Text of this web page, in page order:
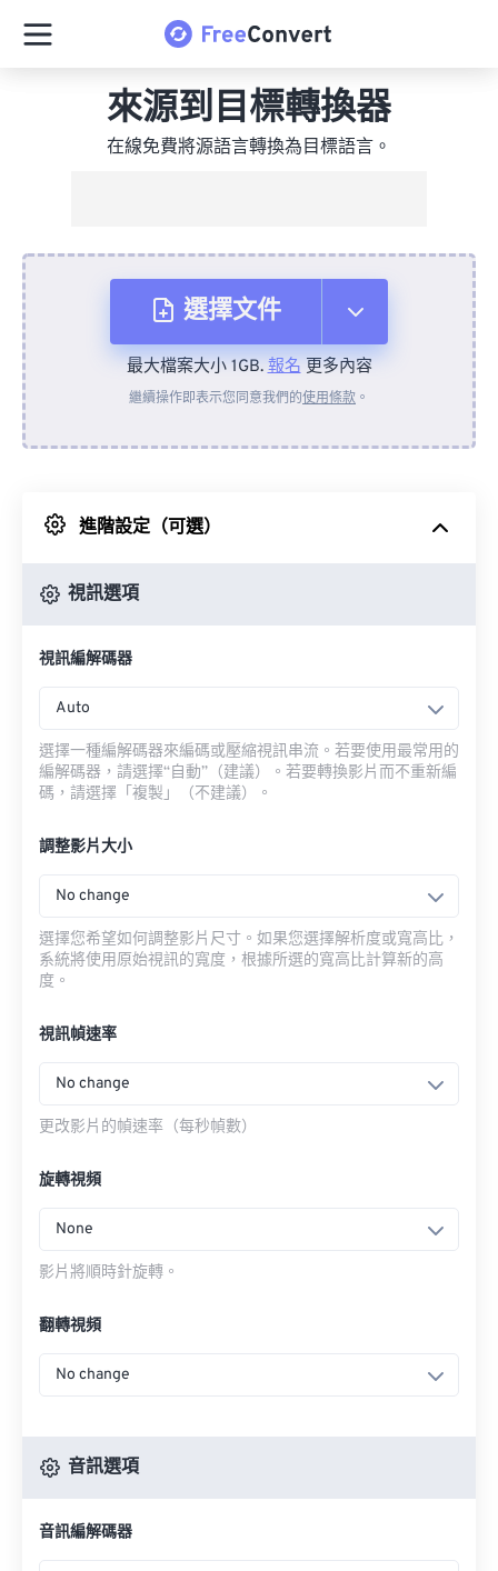
來源到目標轉換器
在線免費將源語言轉換為目標語言。
選擇文件
來自裝置
來自 Google 雲端硬碟
最大檔案大小 1GB.報名更多內容
繼續操作即表示您同意我們的使用條款 。
進階設定（可選）
視訊選項
視訊編解碼器
Auto
選擇一種編解碼器來編碼或壓縮視訊串流。若要使用最常用的
編解碼器，請選擇“自動”（建議）。若要轉換影片而不重新編
碼，請選擇「複製」（不建議）。
調整影片大小
No change
選擇您希望如何調整影片尺寸。如果您選擇解析度或寬高比，
系統將使用原始視訊的寬度，根據所選的寬高比計算新的高
度。
視訊幀速率
No change
更改影片的幀速率（每秒幀數）
旋轉視頻
None
影片將順時針旋轉。
翻轉視頻
No change
音訊選項
音訊編解碼器